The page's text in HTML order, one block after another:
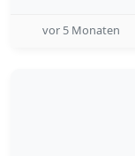
vor 5 Monaten